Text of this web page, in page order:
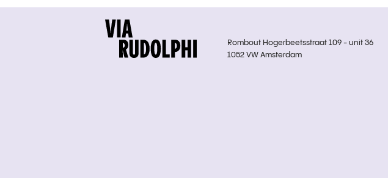
Rombout Hogerbeetsstraat 109 - unit 36
1052 VW Amsterdam